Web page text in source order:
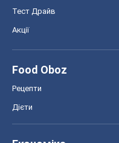
Тест Драйв
Акції
Food Oboz
Рецепти
Дієти